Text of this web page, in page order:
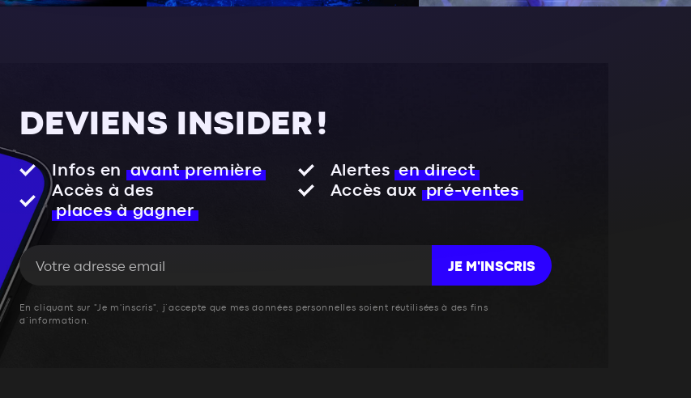
DEVIENS INSIDER !
Infos en avant première Alertes en direct
Accès à des
places à gagner
Accès aux pré-ventes
JE M'INSCRIS
En cliquant sur "Je m'inscris", j’accepte que mes données personnelles soient réutilisées à des fins
d’information.